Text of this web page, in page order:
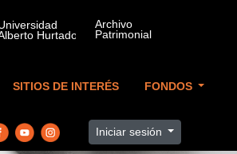
SITIOS DE INTERÉS FONDOS
Iniciar sesión